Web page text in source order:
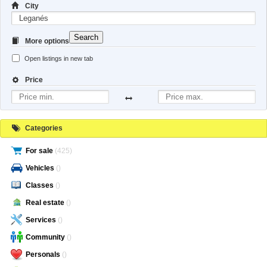
City
More options
Open listings in new tab
Price
Search
Categories
For sale (425)
Vehicles ()
Classes ()
Real estate ()
Services ()
Community ()
Personals ()